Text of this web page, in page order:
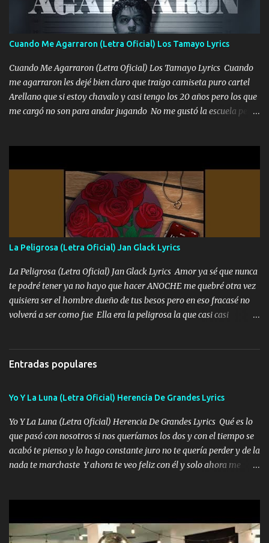
cantamos y por ti nos embriagamos Quién sabe qué será de mí si
contigo fui muy feliz a lo mejor no lloró pero muy en el fondo te
adoro
Cuando Me Agarraron (Letra Oficial) Los Tamayo Lyrics
Cuando Me Agarraron (Letra Oficial) Los Tamayo Lyrics Cuando
me agarraron les dejé bien claro que traigo camiseta puro cartel
Arellano que si estoy chavalo y casi tengo los 20 años pero los que
me cargó no son para andar jugando No me gustó la escuela pero
Yo Soy El De Las Pacas Sobrino Del Brazo Armad0 Con mi Glock
fajado y mi R terciado me van a ver allá por TJ para un licenciado
mando un abrazo andamos al cien Choritas también Música
Ando en la colonia bien acelerado traigo un M2 que nunca me ha
fallado para mi compadre mandó un fuerte abrazo también al
Especial sabe que lo apreciamos En los mejores antros me verán
tomando con mujeres hermosas y botellas destapando siempre
bien cuidado bien atrabancado y a los que me conocen ya saben de
lo que hablo Entre lob...
La Peligrosa (Letra Oficial) Jan Glack Lyrics
La Peligrosa (Letra Oficial) Jan Glack Lyrics Amor ya sé que nunca
te podré tener ya no hayo que hacer ANOCHE me quebré otra vez
quisiera ser el hombre dueño de tus besos pero en eso fracasé no
volverá a ser como fue Ella era la peligrosa la que casi casi
años solo pienso en ti mami no me crees se que no me crees
Música Amar me duele estoy rodeado de mujeres pero solo
pasión en la troca tus labios besándome yo quitándote la ropa no
quiero que sea nunca con otra yo quiero llevarte a la Luna y si
quieres en ese momento te pido que seas mi esposa Chingada
madre no quiero dejar de tenerte no ayuda la p'uta loquera y al
chile quisiera ser menos de ti dependiente la pinche tristeza me
encierra princesa tu sabes que nunca saldras de mi mente Ella era
Entradas populares
Yo Y La Luna (Letra Oficial) Herencia De Grandes Lyrics
Yo Y La Luna (Letra Oficial) Herencia De Grandes Lyrics Qué es lo
que pasó con nosotros si nos queríamos los dos y con el tiempo se
acabó te pienso y lo hago constante juro no te quería perder y de la
nada te marchaste Y ahora te veo feliz con él y solo ahora me
pero eso ya no va a pasar me perderé en la soledad Porque me
mirabas bonito si yo no fui el final feliz el final fue triste pa mí Y